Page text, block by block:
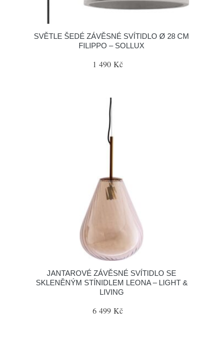
SVĚTLE ŠEDÉ ZÁVĚSNÉ SVÍTIDLO Ø 28 CM
FILIPPO – SOLLUX
1 490 Kč
JANTAROVÉ ZÁVĚSNÉ SVÍTIDLO SE
SKLENĚNÝM STÍNIDLEM LEONA – LIGHT &
LIVING
6 499 Kč